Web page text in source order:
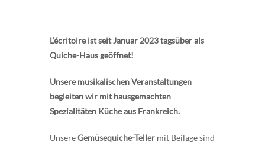
L’écritoire ist seit Januar 2023 tagsüber als
Quiche-Haus geöffnet!
Unsere musikalischen Veranstaltungen
begleiten wir mit hausgemachten
Spezialitäten Küche aus Frankreich.
UnsereGemüsequiche-Teller mit Beilage sind